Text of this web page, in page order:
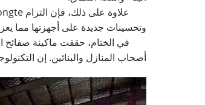
وتحسينات جديدة على أجهزتها مما يعزز
أصحاب المنازل والبنائين. إن